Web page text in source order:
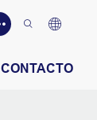
CONTACTO